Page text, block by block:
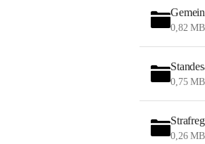
0,82 MB
0,75 MB
0,26 MB